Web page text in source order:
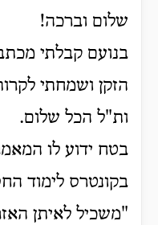
שלום וברכה!
בנועם קבלתי
הזקן ושמחתי
ות"ל הכל שלום.
בטח ידוע לו
בקונטרס לימוד
"משכיל לאיתן